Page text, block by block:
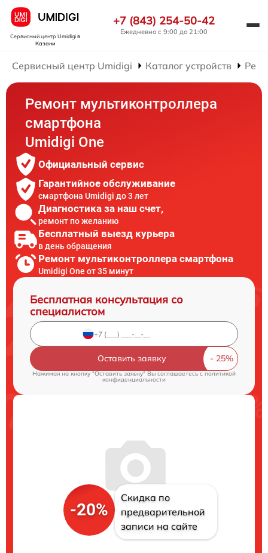
Сервисный центр Umidigiв
Казани
+7 (843) 254-50-42
Ежедневно с 9:00 до 21:00
Сервисный центр Umidigi Каталог устройств
Ремонт мультиконтроллера
смартфона
Umidigi One
Официальный сервис
Гарантийное обслуживание
смартфона Umidigi до 3 лет
Диагностика за наш счет,
ремонт по желанию
Бесплатный выезд курьера
в день обращения
Ремонт мультиконтроллера смартфона
Umidigi One от 35 минут
Бесплатная консультация со
специалистом
Оставить заявку
Нажимая на кнопку "Оставить заявку" Вы соглашаетесь c политикой
конфиденциальности
-20%
Скидка по
предварительной
записи на сайте